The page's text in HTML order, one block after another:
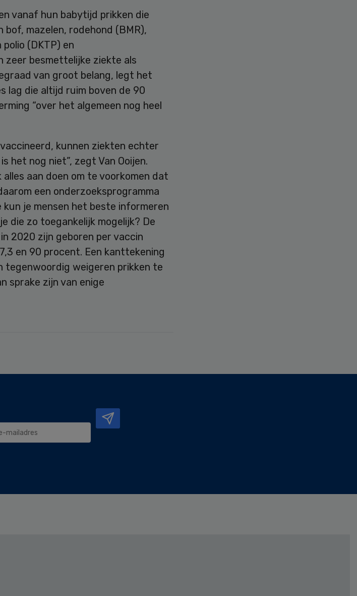
vanaf hun babytijd prikken die
mazelen, rodehond (BMR),
(DKTP) en
zeer besmettelijke ziekte als
van groot belang, legt het
lag die altijd ruim boven de 90
“over het algemeen nog heel
kunnen ziekten echter
het nog niet”, zegt Van Ooijen.
aan doen om te voorkomen dat
een onderzoeksprogramma
kun je mensen het beste informeren
die zo toegankelijk mogelijk? De
2020 zijn geboren per vaccin
en 90 procent. Een kanttekening
tegenwoordig weigeren prikken te
sprake zijn van enige